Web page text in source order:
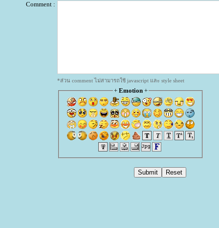
Comment :
*ส่วน comment ไม่สามารถใช้ javascript และ style sheet
+ Emotion+